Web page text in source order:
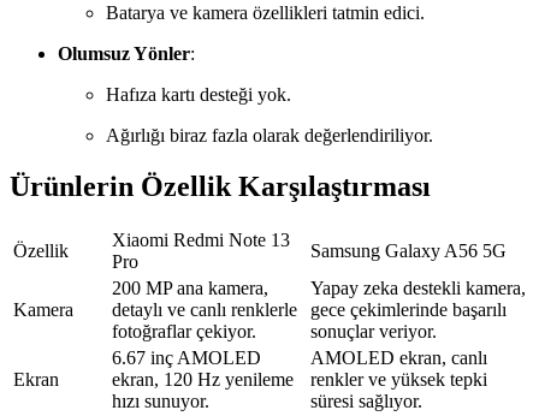
Batarya ve kamera özellikleri tatmin edici.
Olumsuz Yönler:
Hafıza kartı desteği yok.
Ağırlığı biraz fazla olarak değerlendiriliyor.
Ürünlerin Özellik Karşılaştırması
Özellik
Xiaomi Redmi Note 13
Pro
Samsung Galaxy A56 5G
Kamera
200 MP ana kamera,
detaylı ve canlı renklerle
fotoğraflar çekiyor.
Yapay zeka destekli kamera,
gece çekimlerinde başarılı
sonuçlar veriyor.
Ekran
6.67 inç AMOLED
ekran, 120 Hz yenileme
hızı sunuyor.
AMOLED ekran, canlı
renkler ve yüksek tepki
süresi sağlıyor.